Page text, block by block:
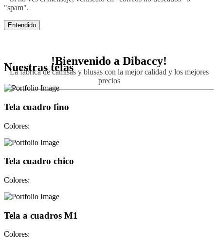
"spam".
Entendido
!Bienvenido a Dibaccy!
La fábrica de camisas y blusas con la mejor calidad y los mejores
precios
Nuestras telas
Tela cuadro fino
Colores:
Tela cuadro chico
Colores:
Tela a cuadros M1
Colores: